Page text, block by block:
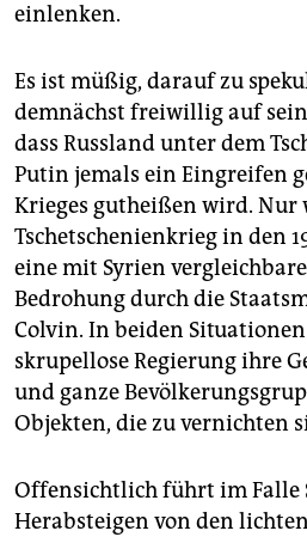
einlenken.
Es ist müßig, darauf zu
demnächst freiwillig auf
dass Russland unter dem
Putin jemals ein Eingreifen
Krieges gutheißen wird. Nur
Tschetschenienkrieg in den
eine mit Syrien
Bedrohung durch die
Colvin. In beiden
skrupellose Regierung ihre
und ganze
Objekten, die zu vernichten
Offensichtlich führt im Falle
Herabsteigen von den